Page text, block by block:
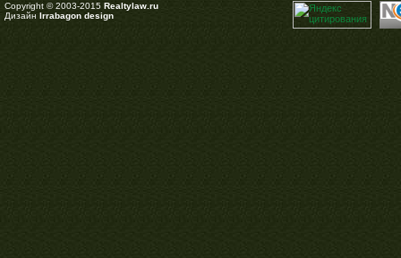
Copyright © 2003-2015 Realtylaw.ru
Дизайн Irrabagon design